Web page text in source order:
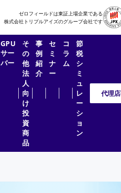
ゼロフィールドは東証上場企業である
株式会社トリプルアイズのグループ会社です
GPU
サー
バー
そ
の
他
法
人
向
け
投
資
商
品
事
例
紹
介
セ
ミ
ナ
ー
コ
ラ
ム
節
税
シ
ミ
ュ
レ
ー
シ
ョ
ン
代理